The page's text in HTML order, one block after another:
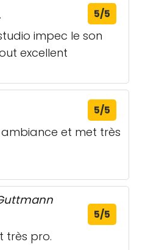
5/5
impec le son
excellent
5/5
ambiance et met très
5/5
très pro.